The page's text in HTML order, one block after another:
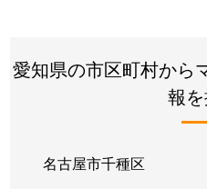
愛知県の市区町村から
報
名古屋市千種区